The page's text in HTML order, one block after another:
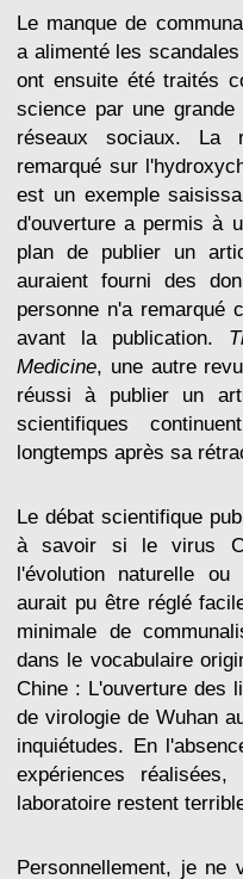
Le manque de
a alimenté les
ont ensuite été traités
science par une
réseaux sociaux. La
remarqué sur
est un exemple
d'ouverture a permis à
plan de publier un
auraient fourni des
personne n'a remarqué
avant la publication.
Medicine, une autre
réussi à publier un
scientifiques
longtemps après sa
Le débat scientifique
à savoir si le virus
l'évolution naturelle
aurait pu être réglé
minimale de
dans le vocabulaire
Chine : L'ouverture des
de virologie de Wuhan
inquiétudes. En
expériences
laboratoire restent
Personnellement, je ne